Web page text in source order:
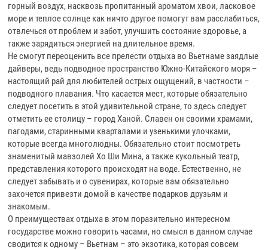
горный воздух, насквозь пропитанный ароматом хвои, ласковое
море и теплое солнце как ничто другое помогут вам расслабиться,
отвлечься от проблем и забот, улучшить состояние здоровье, а
также зарядиться энергией на длительное время.
Не смогут переоценить все прелести отдыха во Вьетнаме заядлые
дайверы, ведь подводное пространство Южно-Китайского моря –
настоящий рай для любителей острых ощущений, в частности –
подводного плавания. Что касается мест, которые обязательно
следует посетить в этой удивительной стране, то здесь следует
отметить ее столицу – город Ханой. Славен он своими храмами,
пагодами, старинными кварталами и узенькими улочками,
которые всегда многолюдны. Обязательно стоит посмотреть
знаменитый мавзолей Хо Ши Мина, а также кукольный театр,
представления которого происходят на воде. Естественно, не
следует забывать и о сувенирах, которые вам обязательно
захочется привезти домой в качестве подарков друзьям и
знакомым.
О преимуществах отдыха в этом поразительно интересном
государстве можно говорить часами, но смысл в данном случае
сводится к одному – Вьетнам – это экзотика, которая совсем